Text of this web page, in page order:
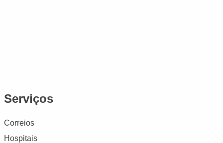
Serviços
Correios
Hospitais